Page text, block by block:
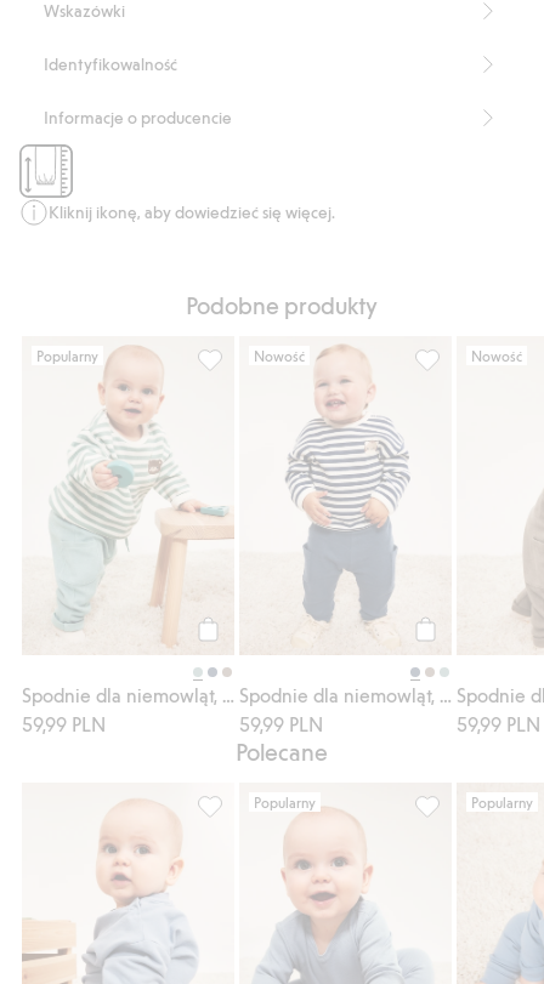
basicowe, ponadczasowy model, który stanie się niezbędnym
Produkt zawiera 95% bawełny ekologicznej.
Organic cotton- GOTS
Wskazówki
Identyfikowalność
Informacje o producencie
Kliknij ikonę, aby dowiedzieć się więcej.
Podobne produkty
Popularny
Kup
59,99 PLN
Spodnie dla niemowląt, o strukturze
Nowość
Kup
59,99 PLN
Nowość
59,99 PLN
Polecane
Bluza, Dodaj do listy ulubione
Popularny Popularny